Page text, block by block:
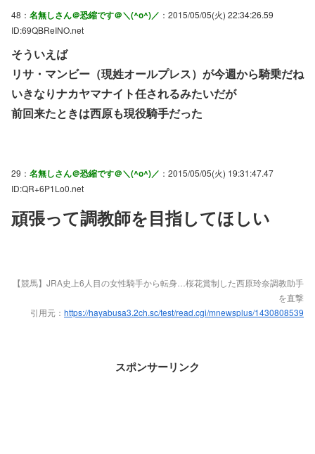
48： 名無しさん＠恐縮です＠＼(^o^)／ ：2015/05/05(火) 22:34:26.59
ID:69QBReINO.net
そういえば
リサ・マンビー（現姓オールプレス）が今週から騎乗だね
いきなりナカヤマナイト任されるみたいだが
前回来たときは西原も現役騎手だった
29： 名無しさん＠恐縮です＠＼(^o^)／ ：2015/05/05(火) 19:31:47.47
ID:QR+6P1Lo0.net
頑張って調教師を目指してほしい
【競馬】JRA史上6人目の女性騎手から転身…桜花賞制した西原玲奈調教助手
を直撃
引用元： https://hayabusa3.2ch.sc/test/read.cgi/mnewsplus/1430808539
スポンサーリンク